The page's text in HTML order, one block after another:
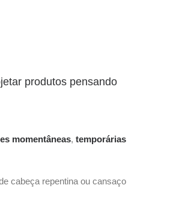
produtos pensando
momentâneas, temporárias
cabeça repentina ou cansaço